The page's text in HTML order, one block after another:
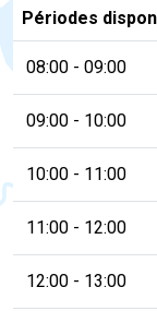
Périodes
08:00 - 09:00
09:00 - 10:00
10:00 - 11:00
11:00 - 12:00
12:00 - 13:00